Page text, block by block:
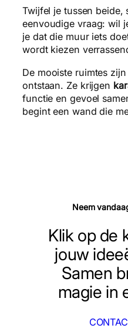
Twijfel je tussen beide,
eenvoudige vraag: wil
je dat die muur iets
wordt kiezen
De mooiste ruimtes
ontstaan. Ze krijgen
functie en gevoel
begint een wand die
Neem
Klik op de
jouw
Samen
magie in